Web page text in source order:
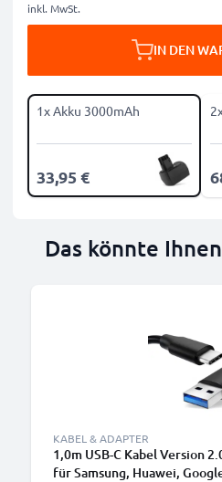
inkl. MwSt.
IN DEN
1x Akku 3000mAh
33,95 €
Das könnte
KABEL & ADAPTER
1,0m USB-C Kabel Version
für Samsung, Huawei,